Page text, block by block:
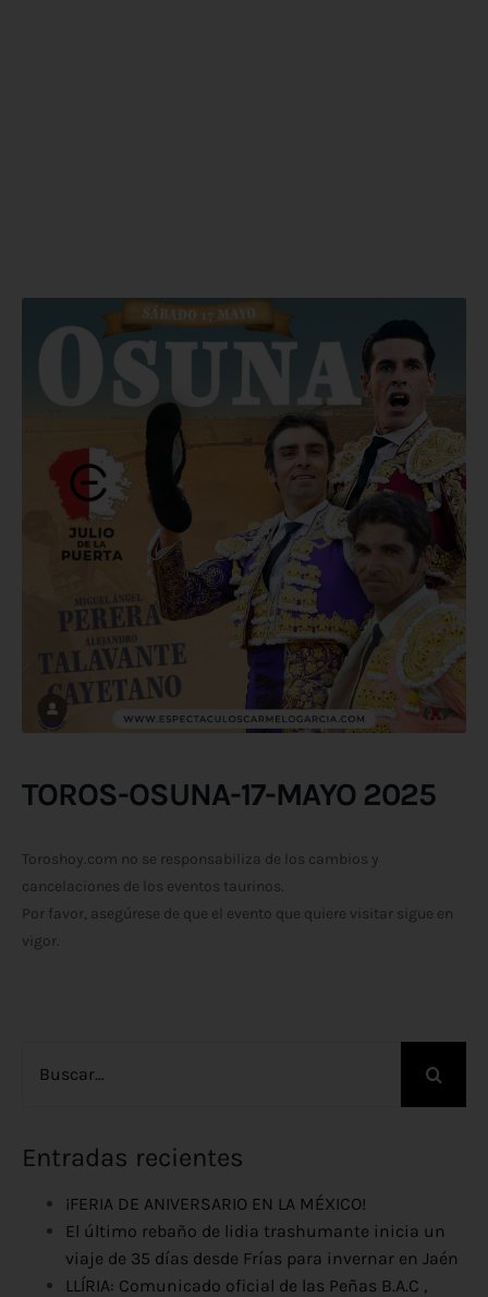
TOROS-OSUNA-17-MAYO 2025
Toroshoy.com no se responsabiliza de los cambios y
cancelaciones de los eventos taurinos.
Por favor, asegúrese de que el evento que quiere visitar sigue en
vigor.
Entradas recientes
¡FERIA DE ANIVERSARIO EN LA MÉXICO!
El último rebaño de lidia trashumante inicia un
viaje de 35 días desde Frías para invernar en Jaén
LLÍRIA: Comunicado oficial de las Peñas B.A.C ,